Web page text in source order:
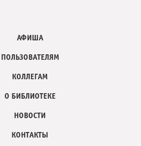
АФИША
ПОЛЬЗОВАТЕЛЯМ
КОЛЛЕГАМ
О БИБЛИОТЕКЕ
НОВОСТИ
КОНТАКТЫ